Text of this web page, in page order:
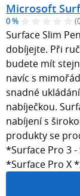
Microsoft
0 %
Surface Slim
dobíjejte. Při
budete mít
navíc s
snadné
nabíječkou.
nabíjení s
produkty se
*Surface Pro 3
*Surface Pro X